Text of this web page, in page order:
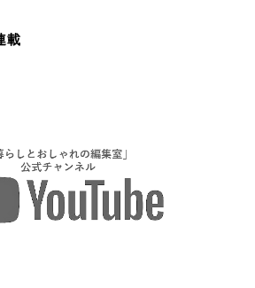
載